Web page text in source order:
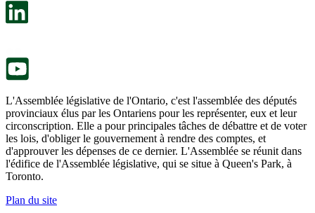
L'Assemblée législative de l'Ontario, c'est l'assemblée des députés
provinciaux élus par les Ontariens pour les représenter, eux et leur
circonscription. Elle a pour principales tâches de débattre et de voter
les lois, d'obliger le gouvernement à rendre des comptes, et
d'approuver les dépenses de ce dernier. L'Assemblée se réunit dans
l'édifice de l'Assemblée législative, qui se situe à Queen's Park, à
Toronto.
Plan du site